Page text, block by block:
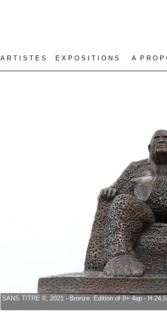
E X P O S I T I O N S
SANS TITRE II, 2021 - Bronze, Edition of 8+ 4ap - H
A R T I S T E S A P R O P